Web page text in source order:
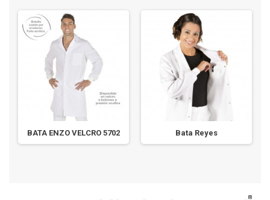
BATA ENZO VELCRO 5702 Bata Reyes